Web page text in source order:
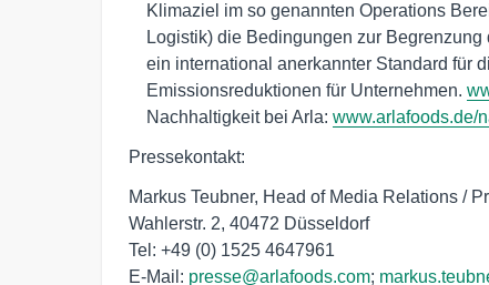
Klimaziel im so genannten Operations
Logistik) die Bedingungen zur
ein international anerkannter Standard für
Emissionsreduktionen für Unternehmen.
Nachhaltigkeit bei Arla: www.arlafoods.de/
Pressekontakt:
Markus Teubner, Head of Media Relations /
Wahlerstr. 2, 40472 Düsseldorf
Tel: +49 (0) 1525 4647961
E-Mail: presse@arlafoods.com;